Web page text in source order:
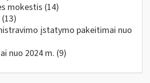
mokestis (14)
(13)
įstatymo pakeitimai nuo
nuo 2024 m. (9)